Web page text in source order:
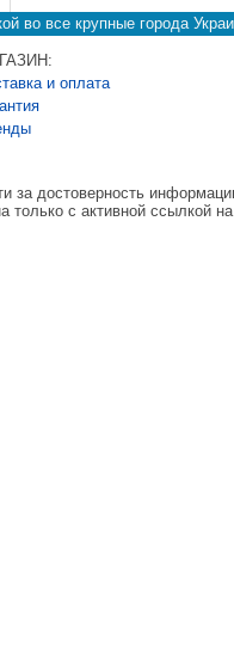
во все крупные города
и оплата
за достоверность
только с активной ссылкой